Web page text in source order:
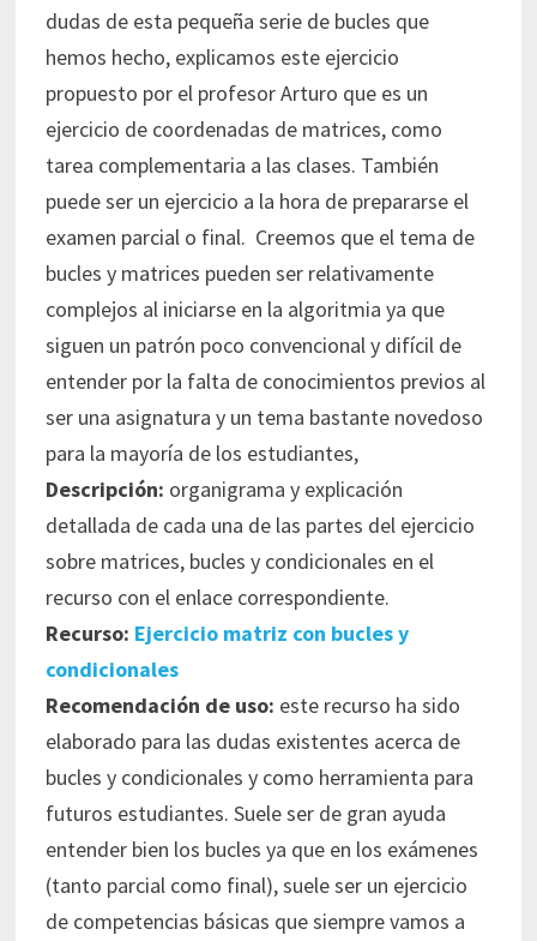
dudas de esta pequeña serie de bucles que
hemos hecho, explicamos este ejercicio
propuesto por el profesor Arturo que es un
ejercicio de coordenadas de matrices, como
tarea complementaria a las clases. También
puede ser un ejercicio a la hora de prepararse el
examen parcial o final. Creemos que el tema de
bucles y matrices pueden ser relativamente
complejos al iniciarse en la algoritmia ya que
siguen un patrón poco convencional y difícil de
entender por la falta de conocimientos previos al
ser una asignatura y un tema bastante novedoso
para la mayoría de los estudiantes,
Descripción: organigrama y explicación
detallada de cada una de las partes del ejercicio
sobre matrices, bucles y condicionales en el
recurso con el enlace correspondiente.
Recurso: Ejercicio matriz con bucles y
condicionales
Recomendación de uso: este recurso ha sido
elaborado para las dudas existentes acerca de
bucles y condicionales y como herramienta para
futuros estudiantes. Suele ser de gran ayuda
entender bien los bucles ya que en los exámenes
(tanto parcial como final), suele ser un ejercicio
de competencias básicas que siempre vamos a